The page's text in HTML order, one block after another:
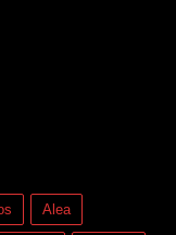
Alea